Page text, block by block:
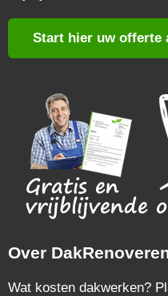
Start hier uw offerte
Over
Wat kosten dakwerken?